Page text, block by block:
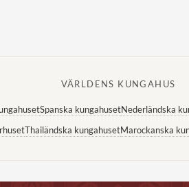
VÄRLDENS KUNGAHUS
Spanska kungahusetNederländska
Thailändska kungahusetMarockanska